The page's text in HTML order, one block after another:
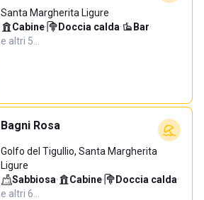
Santa Margherita Ligure
Cabine· Doccia calda· Bar·
e altri 5…
Bagni Rosa
Golfo del Tigullio, Santa Margherita
Ligure
Sabbiosa· Cabine· Doccia calda·
e altri 6…